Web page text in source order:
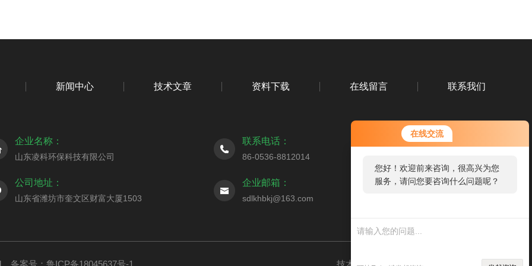
在线交流
您好！欢迎前来咨询，很高兴为您
服务，请问您要咨询什么问题呢？
新闻中心 技术文章 资料下载 在线留言 联系我们
企业名称：
山东凌科环保科技有限公司
联系电话：
86-0536-8812014
公司地址：
山东省潍坊市奎文区财富大厦1503
企业邮箱：
sdlkhbkj@163.com
备案号：鲁ICP备18045637号-1 技术支持： 环保在线 sitemap.xml